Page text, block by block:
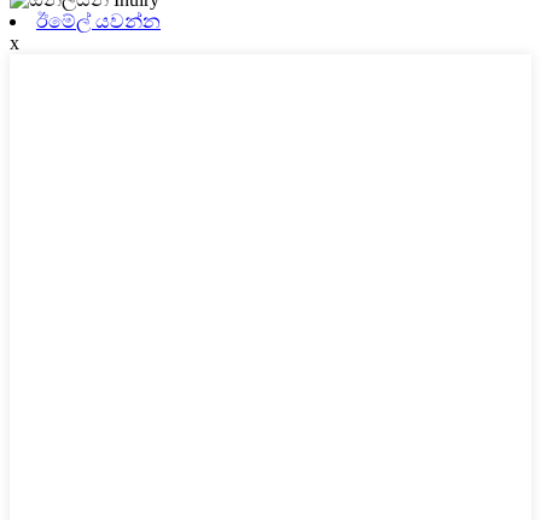
ඊමේල් යවන්න
x